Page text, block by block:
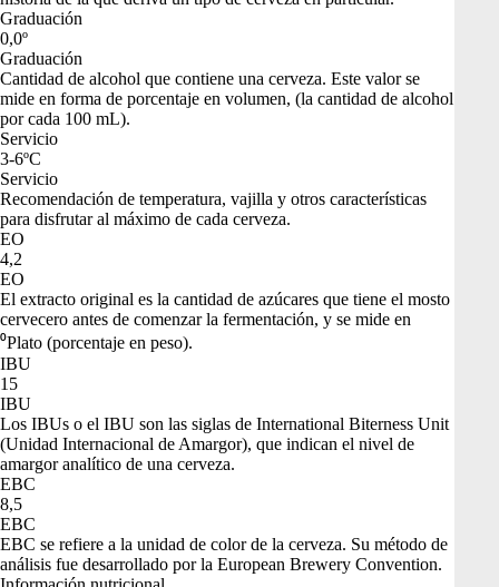
Graduación
0,0º
Graduación
Cantidad de alcohol que contiene una cerveza. Este valor se
mide en forma de porcentaje en volumen, (la cantidad de alcohol
por cada 100 mL).
Servicio
3-6ºC
Servicio
Recomendación de temperatura, vajilla y otros características
para disfrutar al máximo de cada cerveza.
EO
4,2
EO
El extracto original es la cantidad de azúcares que tiene el mosto
cervecero antes de comenzar la fermentación, y se mide en
⁰Plato (porcentaje en peso).
IBU
15
IBU
Los IBUs o el IBU son las siglas de International Biterness Unit
(Unidad Internacional de Amargor), que indican el nivel de
amargor analítico de una cerveza.
EBC
8,5
EBC
EBC se refiere a la unidad de color de la cerveza. Su método de
análisis fue desarrollado por la European Brewery Convention.